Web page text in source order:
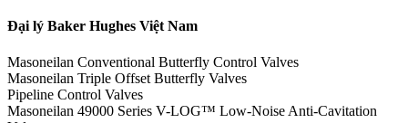
Đại lý Baker Hughes Việt Nam
Masoneilan Conventional Butterfly Control Valves
Masoneilan Triple Offset Butterfly Valves
Pipeline Control Valves
Masoneilan 49000 Series V-LOG™ Low-Noise Anti-Cavitation